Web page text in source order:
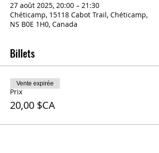
27 août 2025, 20:00 – 21:30
Chéticamp, 15118 Cabot Trail, Chéticamp,
NS B0E 1H0, Canada
Billets
Prix
20,00 $CA
Vente expirée